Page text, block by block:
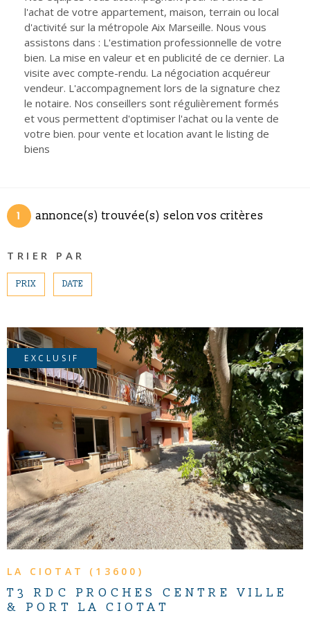
l'achat de votre appartement, maison, terrain ou local
d'activité sur la métropole Aix Marseille. Nous vous
assistons dans : L'estimation professionnelle de votre
bien. La mise en valeur et en publicité de ce dernier. La
visite avec compte-rendu. La négociation acquéreur
vendeur. L'accompagnement lors de la signature chez
le notaire. Nos conseillers sont régulièrement formés
et vous permettent d'optimiser l'achat ou la vente de
votre bien. pour vente et location avant le listing de
biens
1 annonce(s) trouvée(s) selon vos critères
TRIER PAR
PRIX DATE
LA CIOTAT (13600)
T3 RDC PROCHES CENTRE VILLE
& PORT LA CIOTAT
EXCLUSIF
VOIR LE BIEN
Pièces
PIÈCES
RÉFÉRENCE
CRITÈRES SUPPLÉMENTAIRES
Piscine
Parking
RECHERCHER